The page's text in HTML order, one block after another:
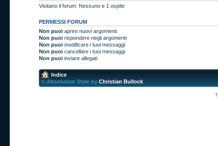
Visitano il forum: Nessuno e 1 ospite
PERMESSI FORUM
Non puoi aprire nuovi argomenti
Non puoi rispondere negli argomenti
Non puoi modificare i tuoi messaggi
Non puoi cancellare i tuoi messaggi
Non puoi inviare allegati
Indice
© Absolution Style by Christian Bullock